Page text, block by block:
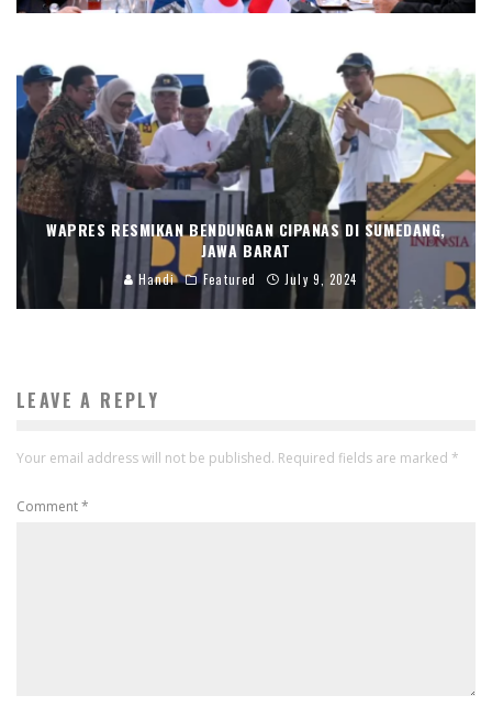
WAPRES RESMIKAN BENDUNGAN CIPANAS DI SUMEDANG,
JAWA BARAT
Handi Featured July 9, 2024
LEAVE A REPLY
Your email address will not be published. Required fields are marked *
Comment*